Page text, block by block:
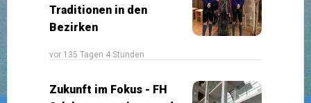
Traditionen in den
Bezirken
vor 135 Tagen 4 Stunden
Zukunft im Fokus - FH